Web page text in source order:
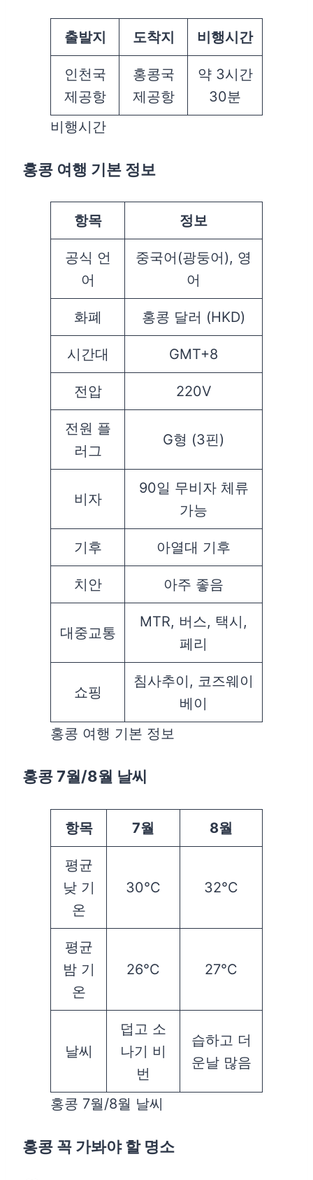
출발지 도착지 비행시간
인천국
제공항
홍콩국
제공항
약 3시간
30분
비행시간
홍콩 여행 기본 정보
항목 정보
공식 언
어
중국어(광둥어), 영
어
화폐 홍콩 달러 (HKD)
시간대 GMT+8
전압 220V
전원 플
러그
G형 (3핀)
비자
90일 무비자 체류
가능
기후 아열대 기후
치안 아주 좋음
대중교통
MTR, 버스, 택시,
페리
쇼핑
침사추이, 코즈웨이
베이
홍콩 여행 기본 정보
홍콩 7월/8월 날씨
항목 7월 8월
평균
낮 기
온
30°C 32°C
평균
밤 기
온
26°C 27°C
날씨
덥고 소
나기 비
번
습하고 더
운날 많음
홍콩 7월/8월 날씨
홍콩 꼭 가봐야 할 명소